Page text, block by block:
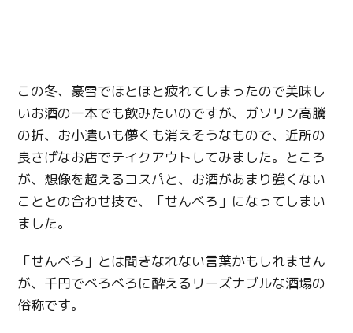
この冬、豪雪でほとほと疲れてしまったので美味し
いお酒の一本でも飲みたいのですが、ガソリン高騰
の折、お小遣いも儚くも消えそうなもので、近所の
良さげなお店でテイクアウトしてみました。ところ
が、想像を超えるコスパと、お酒があまり強くない
こととの合わせ技で、「せんべろ」になってしまい
ました。
「せんべろ」とは聞きなれない言葉かもしれません
が、千円でべろべろに酔えるリーズナブルな酒場の
俗称です。